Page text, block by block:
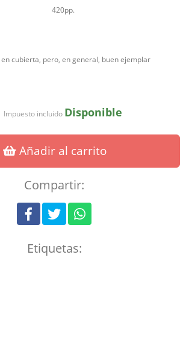
420pp.
cubierta, pero, en general, buen ejemplar
Impuesto incluido Disponible
Añadir al carrito
Compartir:
Etiquetas: